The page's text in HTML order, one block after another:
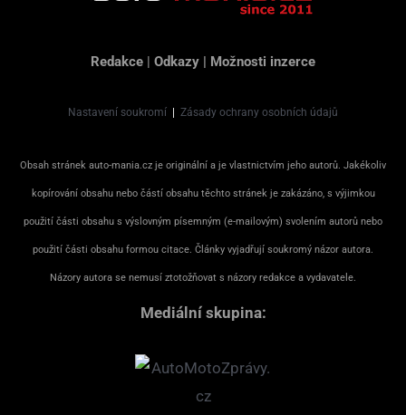
Redakce | Odkazy | Možnosti inzerce
Nastavení soukromí | Zásady ochrany osobních údajů
Obsah stránek auto-mania.cz je originální a je vlastnictvím jeho autorů. Jakékoliv
kopírování obsahu nebo částí obsahu těchto stránek je zakázáno, s výjimkou
použití části obsahu s výslovným písemným (e-mailovým) svolením autorů nebo
použití části obsahu formou citace. Články vyjadřují soukromý názor autora.
Názory autora se nemusí ztotožňovat s názory redakce a vydavatele.
Mediální skupina: